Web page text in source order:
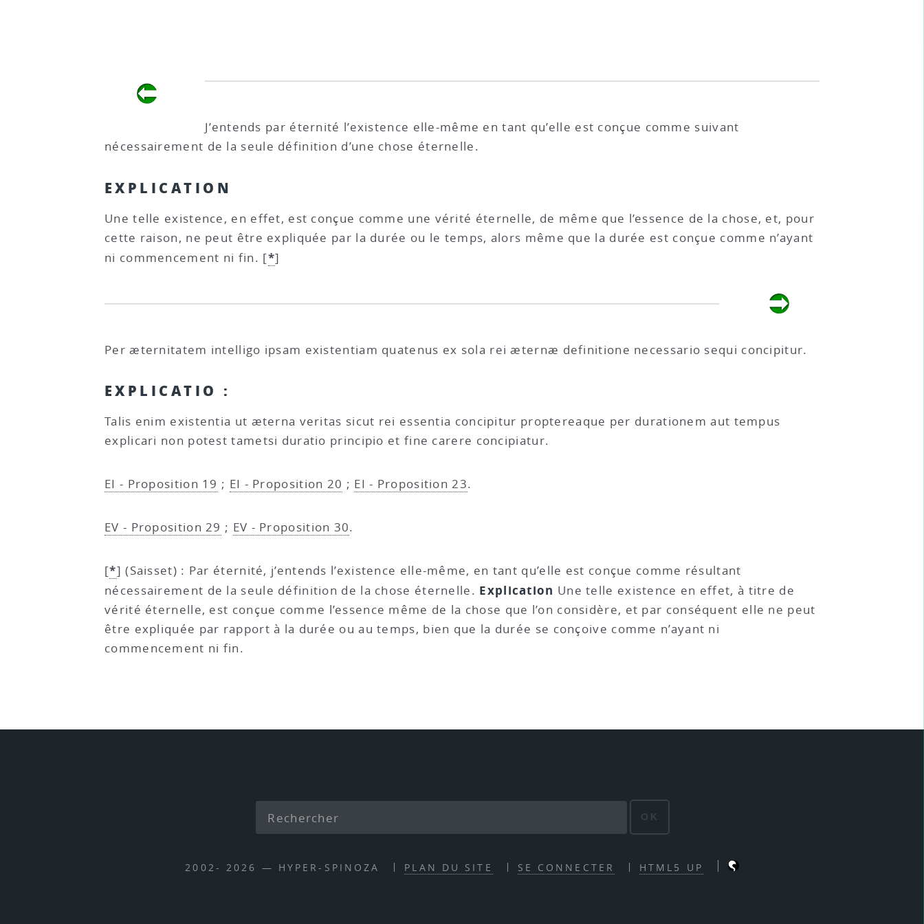
J’entends par éternité l’existence elle-même en tant qu’elle est conçue comme suivant
nécessairement de la seule définition d’une chose éternelle.
EXPLICATION
Une telle existence, en effet, est conçue comme une vérité éternelle, de même que l’essence de la chose, et, pour
cette raison, ne peut être expliquée par la durée ou le temps, alors même que la durée est conçue comme n’ayant
ni commencement ni fin. [*]
Per æternitatem intelligo ipsam existentiam quatenus ex sola rei æternæ definitione necessario sequi concipitur.
EXPLICATIO :
Talis enim existentia ut æterna veritas sicut rei essentia concipitur proptereaque per durationem aut tempus
explicari non potest tametsi duratio principio et fine carere concipiatur.
EI - Proposition 19 ; EI - Proposition 20 ; EI - Proposition 23.
EV - Proposition 29 ; EV - Proposition 30.
[*](Saisset) : Par éternité, j’entends l’existence elle-même, en tant qu’elle est conçue comme résultant
nécessairement de la seule définition de la chose éternelle. Explication Une telle existence en effet, à titre de
vérité éternelle, est conçue comme l’essence même de la chose que l’on considère, et par conséquent elle ne peut
être expliquée par rapport à la durée ou au temps, bien que la durée se conçoive comme n’ayant ni
commencement ni fin.
OK
2002- 2026 — HYPER-SPINOZA PLAN DU SITE SE CONNECTER HTML5 UP